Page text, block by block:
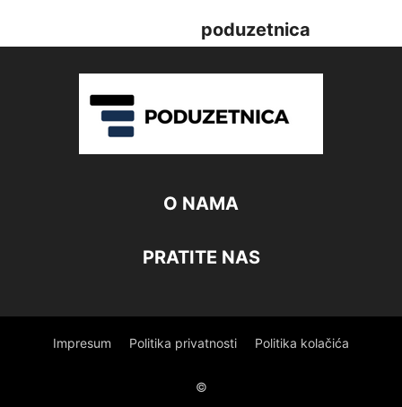
poduzetnica
O NAMA
PRATITE NAS
Impresum Politika privatnosti Politika kolačića
©